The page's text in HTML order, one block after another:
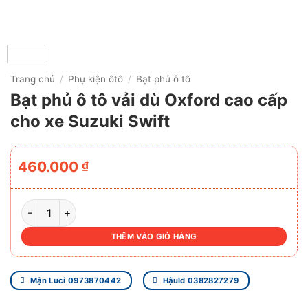
Trang chủ / Phụ kiện ôtô / Bạt phủ ô tô
Bạt phủ ô tô vải dù Oxford cao cấp
cho xe Suzuki Swift
460.000 ₫
BẠT PHỦ Ô TÔ VẢI DÙ OXFORD CAO CẤP CHO XE SUZUKI
THÊM VÀO GIỎ HÀNG
Mận Luci 0973870442 Hậuld 0382827279